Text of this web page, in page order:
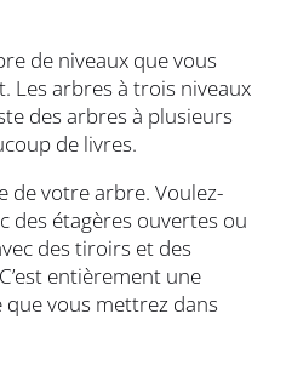
de niveaux que vous
Les arbres à trois niveaux
des arbres à plusieurs
de livres.
de votre arbre. Voulez-
des étagères ouvertes ou
des tiroirs et des
entièrement une
vous mettrez dans